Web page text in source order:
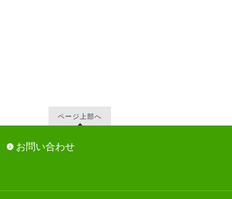
ページ上部へ
お問い合わせ